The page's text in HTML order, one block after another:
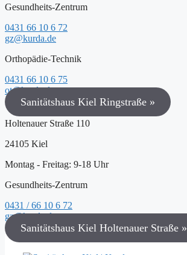
Gesundheits-Zentrum
0431 66 10 6 72
gz@kurda.de
Orthopädie-Technik
0431 66 10 6 75
ot@kurda.de
Sanitätshaus Kiel Ringstraße »
Holtenauer Straße 110
24105 Kiel
Montag - Freitag: 9-18 Uhr
Gesundheits-Zentrum
0431 / 66 10 6 72
gz@kurda.de
Sanitätshaus Kiel Holtenauer Straße »